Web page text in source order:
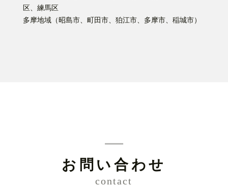
区、練馬区
多摩地域（昭島市、町田市、狛江市、多摩市、稲城市）
お問い合わせ
contact